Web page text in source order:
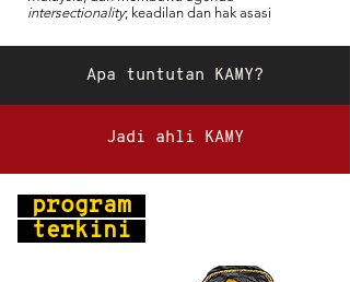
intersectionality; keadilan dan hak asasi
Apa tuntutan KAMY?
Jadi ahli KAMY
program
terkini